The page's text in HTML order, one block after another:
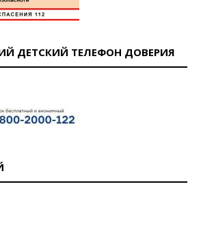
ДЕТСКИЙ ТЕЛЕФОН ДОВЕРИЯ